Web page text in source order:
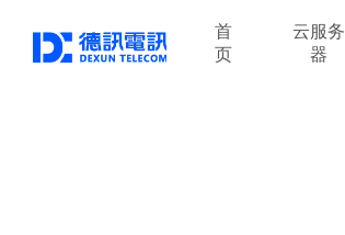
首
页
云服务
器